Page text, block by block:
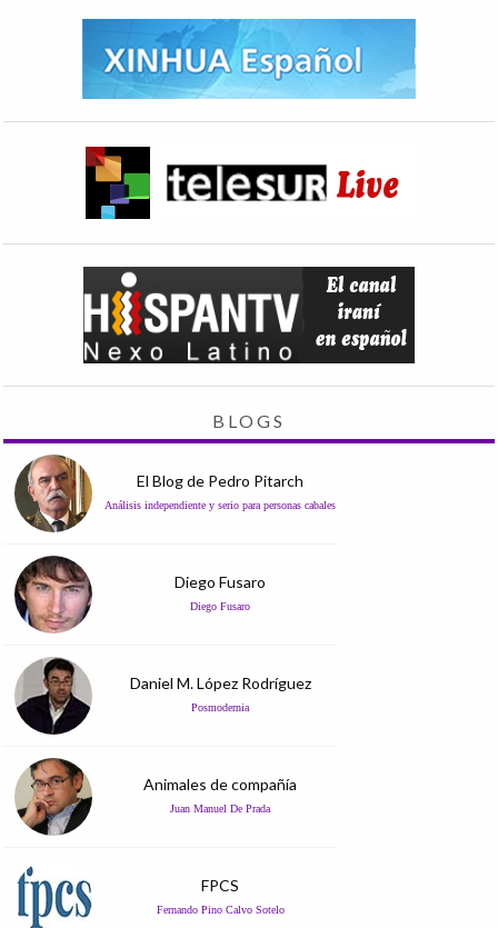
BLOGS
El Blog de Pedro Pitarch
Análisis independiente y serio para personas cabales
Diego Fusaro
Diego Fusaro
Daniel M. López Rodríguez
Posmodernia
Animales de compañía
Juan Manuel De Prada
FPCS
Fernando Pino Calvo Sotelo